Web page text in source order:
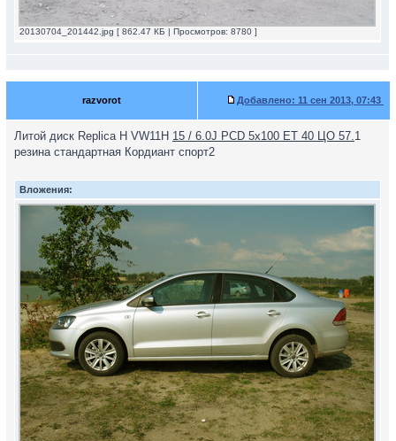
20130704_201442.jpg [ 862.47 КБ | Просмотров: 8780 ]
razvorot Добавлено: 11 сен 2013, 07:43
Литой диск Replica H VW11H 15 / 6.0J PCD 5x100 ET 40 ЦО 57.1
резина стандартная Кордиант спорт2
Вложения: